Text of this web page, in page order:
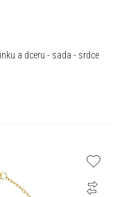
a dceru - sada - srdce